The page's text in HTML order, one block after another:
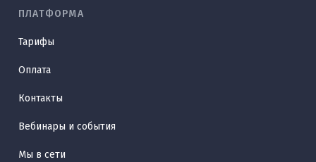
ПЛАТФОРМА
Тарифы
Оплата
Контакты
Вебинары и события
Мы в сети